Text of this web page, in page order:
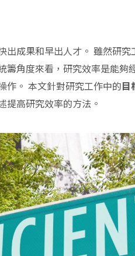
成果和早出人才。 雖然研究
角度來看，研究效率是能夠
。 本文針對研究工作中的目
提高研究效率的方法。